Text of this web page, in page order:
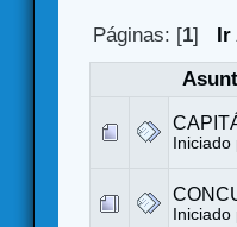
Páginas: [1]
Iniciado
Iniciado